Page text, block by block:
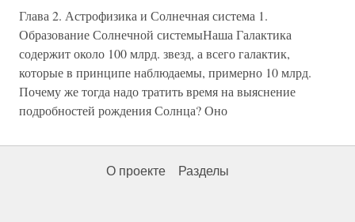
Глава 2. Астрофизика и Солнечная система 1.
Образование Солнечной системыНаша Галактика
содержит около 100 млрд. звезд, а всего галактик,
которые в принципе наблюдаемы, примерно 10 млрд.
Почему же тогда надо тратить время на выяснение
подробностей рождения Солнца? Оно
О проекте Разделы